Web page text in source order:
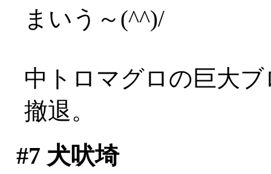
まいう～(^^)/
中トロマグロの巨大
撤退。
#7 犬吠埼